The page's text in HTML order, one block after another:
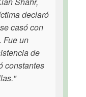
declaró
casó con
Fue un
de
constantes